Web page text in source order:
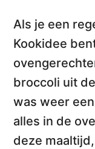
Als je een
Kookidee
broccoli uit
was weer
alles in de
deze